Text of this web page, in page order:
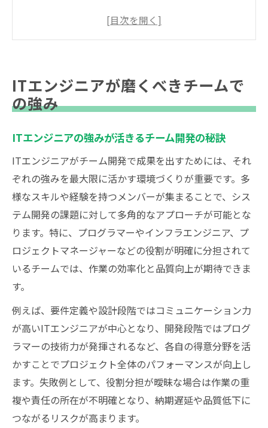
プログラマーが発揮するチームワーク力の
チーム開発で伸ばすITエンジニアの適性ポ
イント
え方
プログラマー適性を活かす役割分担戦略
プログラマー適性が光る役割分担の実践例
ITエンジニアによるチーム内役割の最適化
戦術
プログラマーとITエンジニアの分担表の考
え方
開発チーム内で強みを活かす分担戦略とは
成果を出す開発チームの分担ポイント解説
ITエンジニアが成果を出すチーム分担の極
意
プログラマーの分担で押さえたい成功ポイ
ント
ITエンジニアが磨くべきチームで
の強み
ITエンジニアの強みが活きるチーム開発の秘訣
ITエンジニアがチーム開発で成果を出すためには、それ
ぞれの強みを最大限に活かす環境づくりが重要です。多
様なスキルや経験を持つメンバーが集まることで、シス
テム開発の課題に対して多角的なアプローチが可能とな
ります。特に、プログラマーやインフラエンジニア、プ
ロジェクトマネージャーなどの役割が明確に分担されて
いるチームでは、作業の効率化と品質向上が期待できま
す。
例えば、要件定義や設計段階ではコミュニケーション力
が高いITエンジニアが中心となり、開発段階ではプログ
ラマーの技術力が発揮されるなど、各自の得意分野を活
かすことでプロジェクト全体のパフォーマンスが向上し
ます。失敗例として、役割分担が曖昧な場合は作業の重
複や責任の所在が不明確となり、納期遅延や品質低下に
つながるリスクが高まります。